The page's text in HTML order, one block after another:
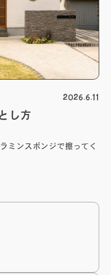
2026.6.11
し方
ミンスポンジで擦ってく